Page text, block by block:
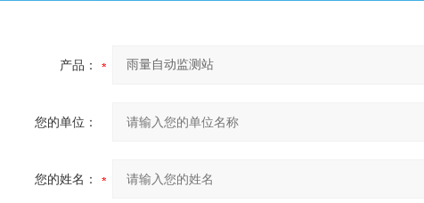
产品：
您的单位：
您的姓名：